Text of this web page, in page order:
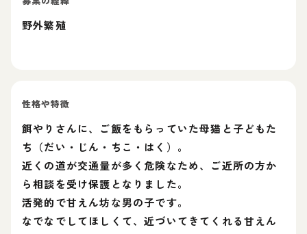
野外繁殖
性格や特徴
餌やりさんに、ご飯をもらっていた母猫と子どもた
ち（だい・じん・ちこ・はく）。
近くの道が交通量が多く危険なため、ご近所の方か
ら相談を受け保護となりました。
活発的で甘えん坊な男の子です。
なでなでしてほしくて、近づいてきてくれる甘えん